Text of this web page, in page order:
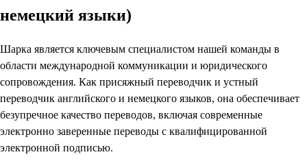
немецкий языки)
Шарка является ключевым специалистом нашей команды в
области международной коммуникации и юридического
сопровождения. Как присяжный переводчик и устный
переводчик английского и немецкого языков, она обеспечивает
безупречное качество переводов, включая современные
электронно заверенные переводы с квалифицированной
электронной подписью.